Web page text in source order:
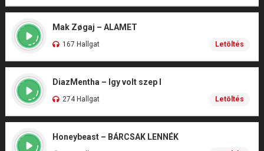
Mak Zøgaj – ALAMET
167 Hallgat Letöltés
DiazMentha – Igy volt szep I
274 Hallgat Letöltés
Honeybeast – BÁRCSAK LENNÉK